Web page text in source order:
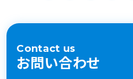
Contact us
お問い合わせ